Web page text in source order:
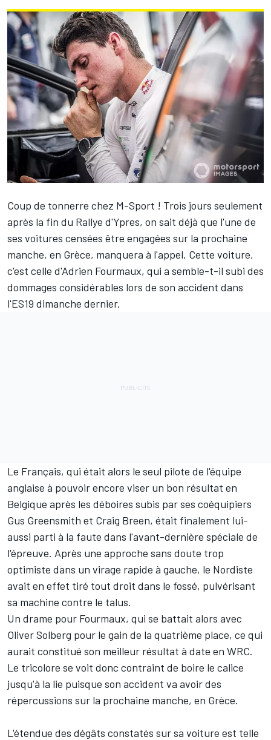
Coup de tonnerre chez M-Sport ! Trois jours seulement
après la fin du Rallye d'Ypres, on sait déjà que l'une de
ses voitures censées être engagées sur la prochaine
manche, en Grèce, manquera à l'appel. Cette voiture,
c'est celle d'Adrien Fourmaux, qui a semble-t-il subi des
dommages considérables lors de son accident dans
l'ES19 dimanche dernier.
Le Français, qui était alors le seul pilote de l'équipe
anglaise à pouvoir encore viser un bon résultat en
Belgique après les déboires subis par ses coéquipiers
Gus Greensmith et Craig Breen, était finalement lui-
aussi parti à la faute dans l'avant-dernière spéciale de
l'épreuve. Après une approche sans doute trop
optimiste dans un virage rapide à gauche, le Nordiste
avait en effet tiré tout droit dans le fossé, pulvérisant
sa machine contre le talus.
Un drame pour Fourmaux, qui se battait alors avec
Oliver Solberg pour le gain de la quatrième place, ce qui
aurait constitué son meilleur résultat à date en WRC.
Le tricolore se voit donc contraint de boire le calice
jusqu'à la lie puisque son accident va avoir des
répercussions sur la prochaine manche, en Grèce.
L'étendue des dégâts constatés sur sa voiture est telle